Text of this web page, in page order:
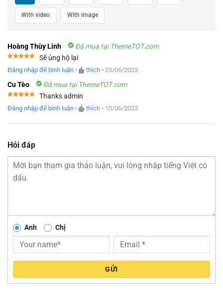
With video With image
Hoàng Thùy Linh Đã mua tại ThemeTOT.com
hạng55
Sẽ ủng hộ lại
Đăng nhập để bình luận • thích • 23/06/2023
Cu Tèo Đã mua tại ThemeTOT.com
hạng55
Thanks admin
Đăng nhập để bình luận • thích • 15/06/2023
Hỏi đáp
Anh Chị
GỬI